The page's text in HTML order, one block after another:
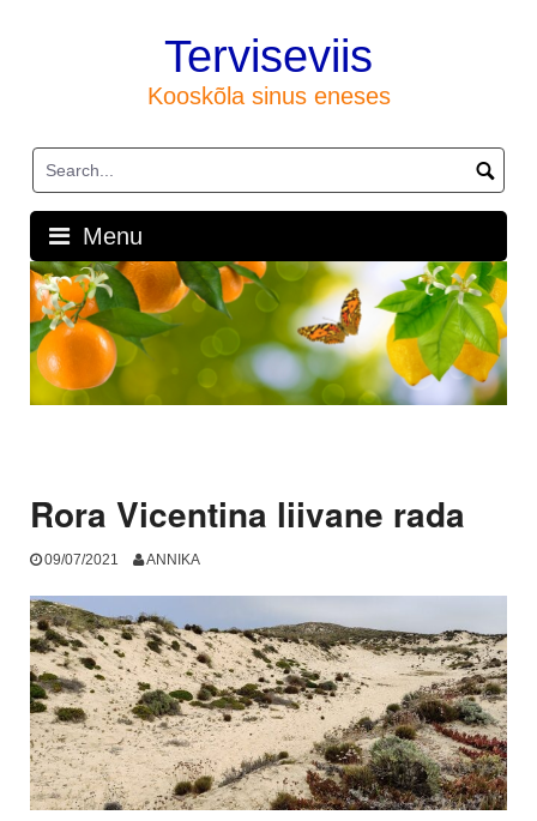
Terviseviis
Kooskõla sinus eneses
Menu
Rora Vicentina liivane rada
09/07/2021 ANNIKA